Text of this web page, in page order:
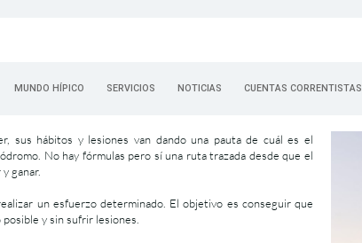
MUNDO HÍPICO SERVICIOS NOTICIAS CUENTAS CORRENTISTAS
sus hábitos y lesiones van dando una pauta de cuál es el
No hay fórmulas pero sí una ruta trazada desde que el
ganar.
un esfuerzo determinado. El objetivo es conseguir que
y sin sufrir lesiones.